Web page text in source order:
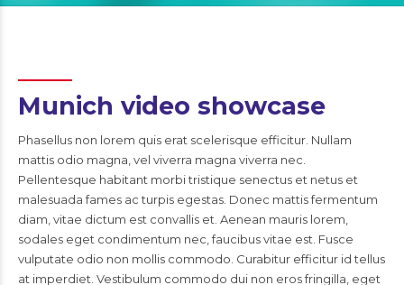
Munich video showcase
Phasellus non lorem quis erat scelerisque efficitur. Nullam
mattis odio magna, vel viverra magna viverra nec.
Pellentesque habitant morbi tristique senectus et netus et
malesuada fames ac turpis egestas. Donec mattis fermentum
diam, vitae dictum est convallis et. Aenean mauris lorem,
sodales eget condimentum nec, faucibus vitae est. Fusce
vulputate odio non mollis commodo. Curabitur efficitur id tellus
at imperdiet. Vestibulum commodo dui non eros fringilla, eget